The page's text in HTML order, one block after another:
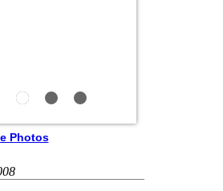
Photos